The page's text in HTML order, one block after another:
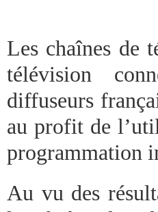
Les chaînes de
télévision
diffuseurs
au profit de
programmation
Au vu des